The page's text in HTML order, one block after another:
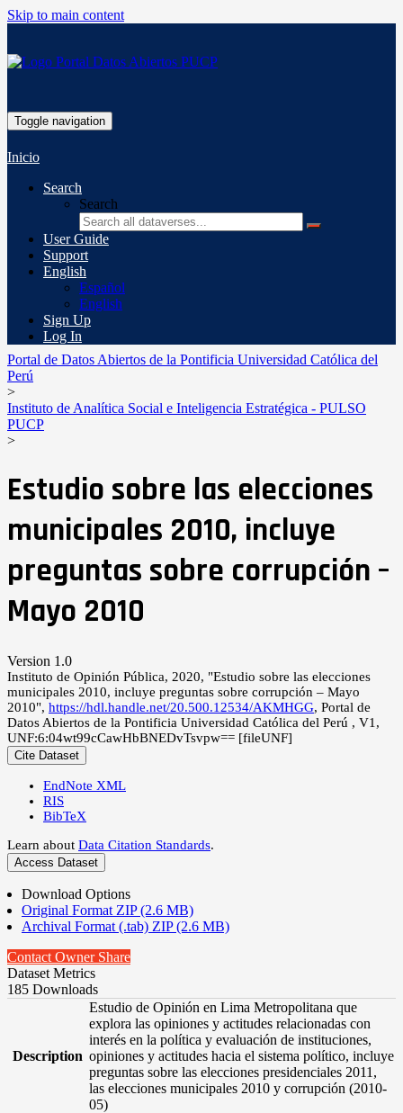
Skip to main content
Toggle navigation
Inicio
Search
Search
User Guide
Support
English
Español
English
Sign Up
Log In
Portal de Datos Abiertos de la Pontificia Universidad Católica del
Perú
>
Instituto de Analítica Social e Inteligencia Estratégica - PULSO
PUCP
>
Estudio sobre las elecciones
municipales 2010, incluye
preguntas sobre corrupción –
Mayo 2010
Version 1.0
Instituto de Opinión Pública, 2020, "Estudio sobre las elecciones
municipales 2010, incluye preguntas sobre corrupción – Mayo
2010", https://hdl.handle.net/20.500.12534/AKMHGG, Portal de
Datos Abiertos de la Pontificia Universidad Católica del Perú , V1,
UNF:6:04wt99cCawHbBNEDvTsvpw== [fileUNF]
Cite Dataset
EndNote XML
RIS
BibTeX
Learn about Data Citation Standards.
Access Dataset
Download Options
Original Format ZIP (2.6 MB)
Archival Format (.tab) ZIP (2.6 MB)
Contact Owner Share
Dataset Metrics
185 Downloads
Description
Estudio de Opinión en Lima Metropolitana que
explora las opiniones y actitudes relacionadas con
interés en la política y evaluación de instituciones,
opiniones y actitudes hacia el sistema político, incluye
preguntas sobre las elecciones presidenciales 2011,
las elecciones municipales 2010 y corrupción (2010-
05)